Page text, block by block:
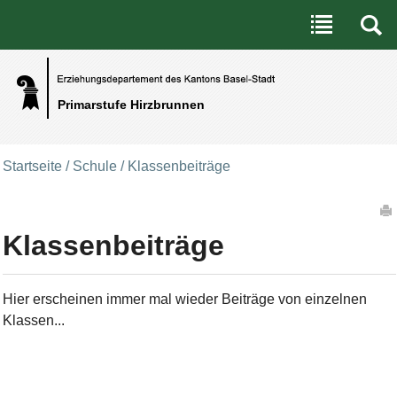
Primarstufe Hirzbrunnen
Benutzerspezifische Werkzeuge
Direkt zum Inhalt|Direkt zur Navigation
Startseite / Schule / Klassenbeiträge
Klassenbeiträge
Hier erscheinen immer mal wieder Beiträge von einzelnen
Klassen...